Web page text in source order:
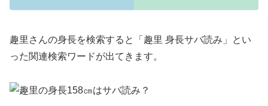
趣里さんの身長を検索すると「趣里 身長サバ読み」とい
った関連検索ワードが出てきます。